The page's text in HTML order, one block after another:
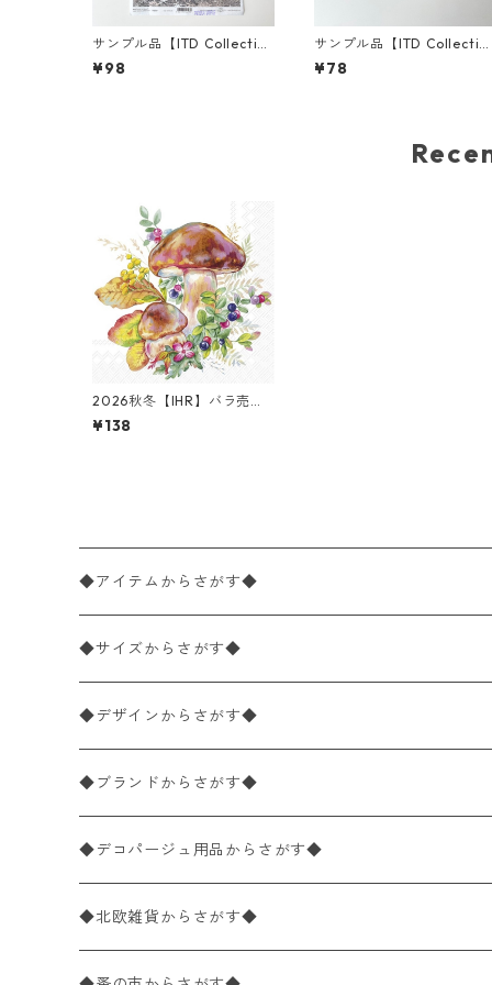
サンプル品【ITD Collectio
n】A4サイズ ライスペーパ
ー R1527 デコパージュ
¥98
サンプル品【ITD Collectio
n】ミニサイズ ライスペー
ー RSM2951 デコパージュ
¥78
2026秋冬【IHR】バラ売り2
枚 ランチサイズ ペーパーナ
プキン Mushroom Season
¥138
◆アイテムからさがす◆
ペーパーナプキン2枚バラ売り
ペーパーナプキン1枚バラ売り
ペーパーナプキン20枚入りパック
ペーパーナプキン10枚入りパック
ライスペーパー
◆サイズからさがす◆
33×33cm（ランチサイズ）
バラ売り
パック売り
25×25cm（カクテルサイズ）
バラ売り
パック売り
40×40cm（ディナーサイズ）
バラ売り
パック売り
21×21cm（ポケットサイズ）
バラ売り
◆デザインからさがす◆
花柄
植物・グリーン柄
動物・鳥・昆虫・蝶柄
◆ブランドからさがす◆
ドイツ製 IHR/イア
ランチサイズ
カクテルサイズ
ドイツ製 Ambiente/アンビエンテ
ランチサイズ
◆デコパージュ用品からさがす◆
デコパージュ液
◆北欧雑貨からさがす◆